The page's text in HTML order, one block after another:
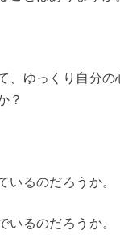
、ゆっくり自分の
？
いるのだろうか。
いるのだろうか。